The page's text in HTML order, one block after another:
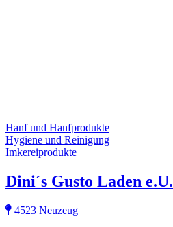
Hanf und Hanfprodukte
Hygiene und Reinigung
Imkereiprodukte
Dini´s Gusto Laden e.U.
4523 Neuzeug